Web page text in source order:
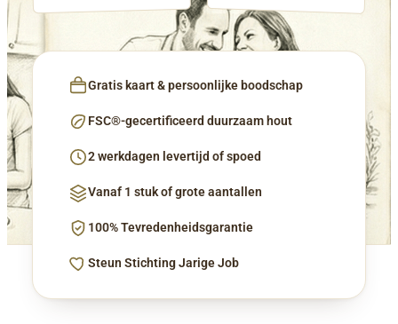
Gratis kaart & persoonlijke boodschap
FSC®-gecertificeerd duurzaam hout
2 werkdagen levertijd of spoed
Vanaf 1 stuk of grote aantallen
100% Tevredenheidsgarantie
Steun Stichting Jarige Job